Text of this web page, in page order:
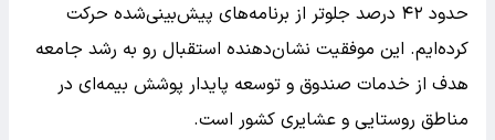
حدود ۴۲ درصد جلوتر از برنامه‌های پیش‌بینی‌شده حرکت
کرده‌ایم. این موفقیت نشان‌دهنده استقبال رو به رشد جامعه
هدف از خدمات صندوق و توسعه پایدار پوشش بیمه‌ای در
مناطق روستایی و عشایری کشور است.